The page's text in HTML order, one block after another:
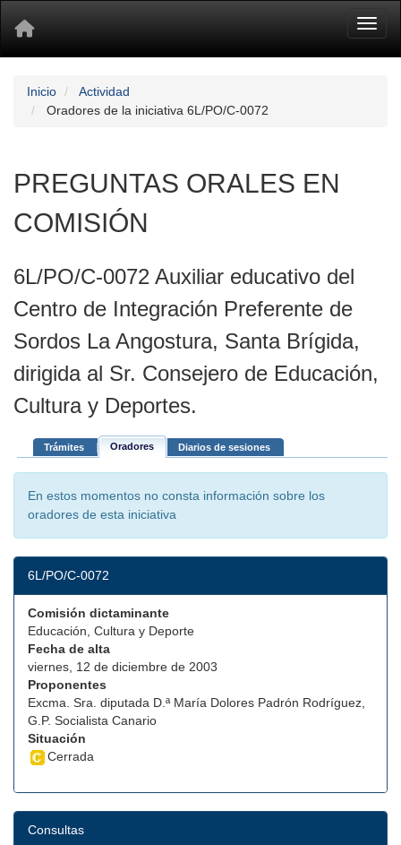
Inicio
Actividad
Oradores de la iniciativa 6L/PO/C-0072
PREGUNTAS ORALES EN
COMISIÓN
6L/PO/C-0072 Auxiliar educativo del
Centro de Integración Preferente de
Sordos La Angostura, Santa Brígida,
dirigida al Sr. Consejero de Educación,
Cultura y Deportes.
Trámites Oradores Diarios de sesiones
En estos momentos no consta información sobre los
oradores de esta iniciativa
6L/PO/C-0072
Comisión dictaminante
Educación, Cultura y Deporte
Fecha de alta
viernes, 12 de diciembre de 2003
Proponentes
Excma. Sra. diputada D.ª María Dolores Padrón Rodríguez,
G.P. Socialista Canario
Situación
Cerrada
Consultas